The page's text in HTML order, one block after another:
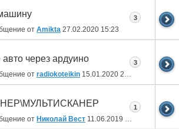
от Amikta 27.02.2020 15:23
3
через ардуино
от radiokoteikin 15.01.2020 22:39
3
от Николай Вест 11.06.2019 19:54
1